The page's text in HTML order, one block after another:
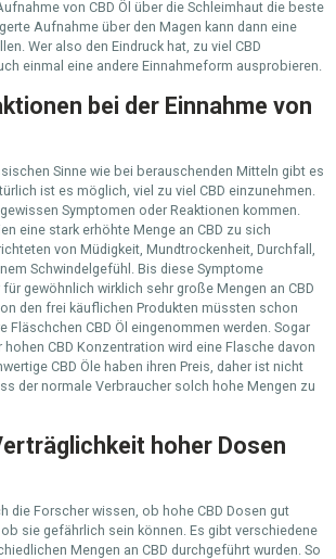
von CBD Öl über die Schleimhaut die beste
Aufnahme über den Magen kann dann eine
Wer also den Eindruck hat, zu viel CBD
einmal eine andere Einnahmeform ausprobieren.
bei der Einnahme von
Sinne wie bei berauschenden Mitteln gibt es
ist es möglich, viel zu viel CBD einzunehmen.
Symptomen oder Reaktionen kommen.
eine stark erhöhte Menge an CBD zu sich
von Müdigkeit, Mundtrockenheit, Durchfall,
Schwindelgefühl. Bis diese Symptome
gewöhnlich wirklich sehr große Mengen an CBD
den frei käuflichen Produkten müssten schon
Fläschchen CBD Öl eingenommen werden. Sogar
hohen CBD Konzentration wird eine Flasche davon
CBD Öle haben ihren Preis, daher ist nicht
der normale Verbraucher solch hohe Mengen zu
hoher Dosen
die Forscher wissen, ob hohe CBD Dosen gut
sie gefährlich sein können. Es gibt verschiedene
Mengen an CBD durchgeführt wurden. So